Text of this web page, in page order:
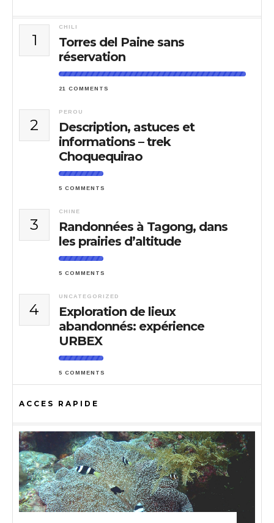
1
CHILI
Torres del Paine sans
réservation
21 COMMENTS
2
PEROU
Description, astuces et
informations – trek
Choquequirao
5 COMMENTS
3
CHINE
Randonnées à Tagong, dans
les prairies d’altitude
5 COMMENTS
4
UNCATEGORIZED
Exploration de lieux
abandonnés: expérience
URBEX
5 COMMENTS
ACCES RAPIDE